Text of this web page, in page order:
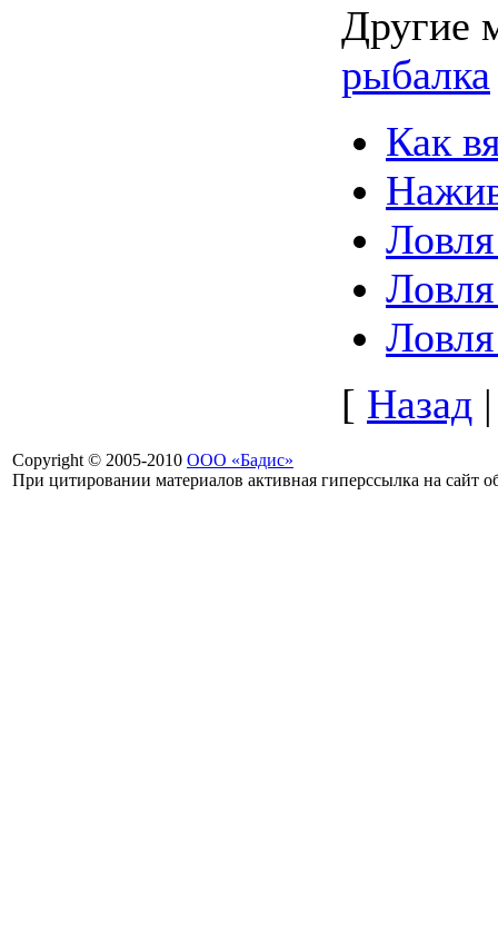
Другие
рыбалка
Как
[ Назад
Copyright © 2005-2010 ООО «Бадис»
При цитировании материалов активная гиперссылка на сайт